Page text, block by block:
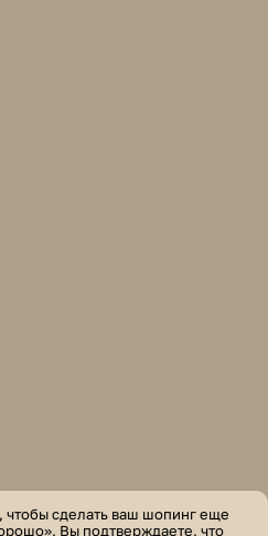
сделать ваш шопинг еще
Вы подтверждаете, что